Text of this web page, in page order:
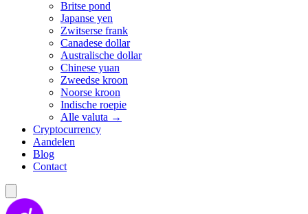
Britse pond
Japanse yen
Zwitserse frank
Canadese dollar
Australische dollar
Chinese yuan
Zweedse kroon
Noorse kroon
Indische roepie
Alle valuta →
Cryptocurrency
Aandelen
Blog
Contact